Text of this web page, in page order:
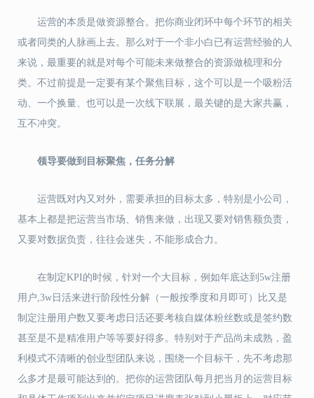
运营的本质是做资源整合。把你商业闭环中每个环节的相关
或者同类的人脉画上去。那么对于一个非小白已有运营经验的人
来说，最重要的就是对每个可能未来做整合的资源做梳理和分
类。不过前提是一定要有某个聚焦目标，这个可以是一个吸粉活
动、一个换量、也可以是一次线下联展，最关键的是大家共赢，
互不冲突。
领导要做到目标聚焦，任务分解
运营既对内又对外，需要承担的目标太多，特别是小公司，
基本上都是把运营当市场、销售来做，出现又要对销售额负责，
又要对数据负责，往往会迷失，不能形成合力。
在制定KPI的时候，针对一个大目标，例如年底达到5w注册
用户,3w日活来进行阶段性分解（一般按季度和月即可）比又是
制定注册用户数又要考虑日活还要考核自媒体粉丝数或是签约数
甚至是不是精准用户等等要好得多。特别对于产品尚未成熟，盈
利模式不清晰的创业型团队来说，围绕一个目标干，先不考虑那
么多才是最可能达到的。把你的运营团队每月把当月的运营目标